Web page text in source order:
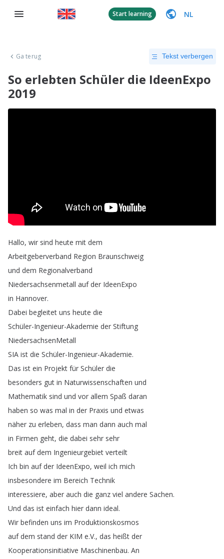
Start learning NL
Ga terug Tekst verbergen
So erlebten Schüler die IdeenExpo
2019
Hallo, wir sind heute mit dem
Arbeitgeberverband Region Braunschweig
und dem Regionalverband
Niedersachsenmetall auf der IdeenExpo
in Hannover.
Dabei begleitet uns heute die
Schüler-Ingenieur-Akademie der Stiftung
NiedersachsenMetall
SIA ist die Schüler-Ingenieur-Akademie.
Das ist ein Projekt für Schüler die
besonders gut in Naturwissenschaften und
Mathematik sind und vor allem Spaß daran
haben so was mal in der Praxis und etwas
näher zu erleben, dass man dann auch mal
in Firmen geht, die dabei sehr sehr
breit auf dem Ingenieurgebiet verteilt
Ich bin auf der IdeenExpo, weil ich mich
insbesondere im Bereich Technik
interessiere, aber auch die ganz viel andere Sachen.
Und das ist einfach hier dann ideal.
Wir befinden uns im Produktionskosmos
auf dem stand der KIM e.V., das heißt der
Kooperationsinitiative Maschinenbau. An